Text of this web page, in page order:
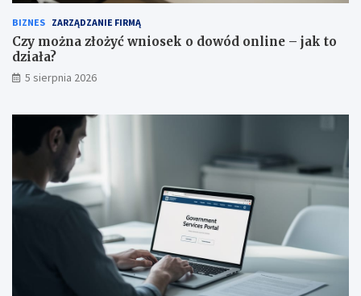
BIZNES ZARZĄDZANIE FIRMĄ
Czy można złożyć wniosek o dowód online – jak to
działa?
5 sierpnia 2026